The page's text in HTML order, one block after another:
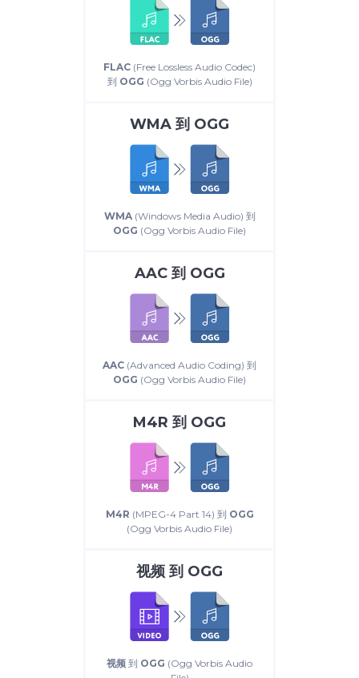
FLAC (Free Lossless Audio Codec)
到 OGG (Ogg Vorbis Audio File)
WMA 到 OGG
WMA(Windows Media Audio) 到
OGG (Ogg Vorbis Audio File)
AAC到 OGG
AAC (Advanced Audio Coding) 到
OGG (Ogg Vorbis Audio File)
M4R 到 OGG
M4R (MPEG-4 Part 14) 到 OGG
(Ogg Vorbis Audio File)
视频 到 OGG
视频 到 OGG (Ogg Vorbis Audio